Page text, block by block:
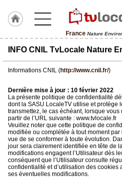
France Nature
J'adhère
Hulcoq
TvLocale
France
Accueil
RUBRIQUES
Agenda
Gazette
INFO CNIL TvLocale Nature
Informations CNIL (http://www.cnil.fr/)
Dernière mise à jour : 10 février 2022
La présente politique de confidentialité
dont la SASU LocaleTV utilise et protège
transmettez, le cas échéant, lorsque
partir de l’URL suivante : www.tvlocale.fr
Veuillez noter que cette politique de
modifiée ou complétée à tout moment
vue de se conformer à toute évolution.
jour sera clairement identifiée en tête de
modifications engagent l’Utilisateur dès
conséquent que l’Utilisateur consulte
confidentialité et d’utilisation des
ses éventuelles modifications.